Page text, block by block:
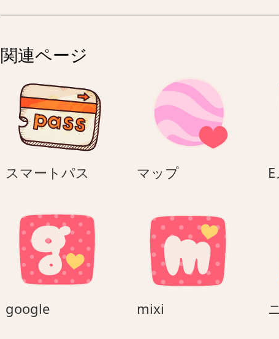
ナ
ゲ
シ
ョ
関連ページ
スマートパス
ト
パ
ス
マップマ
googlegoogle mixi